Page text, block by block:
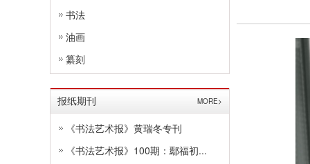
书法
油画
纂刻
报纸期刊 MORE>
《书法艺术报》黄瑞冬专刊
《书法艺术报》100期：鄢福初...